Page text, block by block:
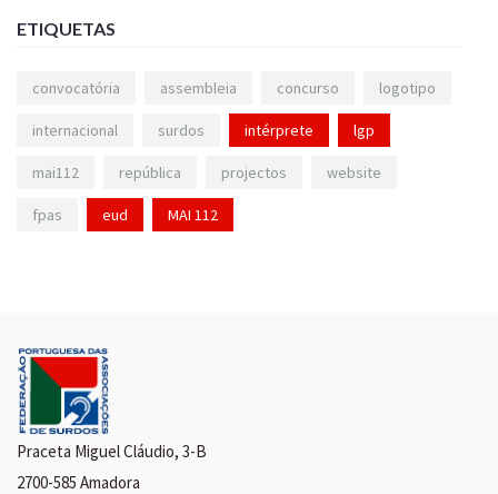
ETIQUETAS
convocatória assembleia concurso logotipo
internacional surdos intérprete lgp
mai112 república projectos website
fpas eud MAI 112
Praceta Miguel Cláudio, 3-B
2700-585 Amadora